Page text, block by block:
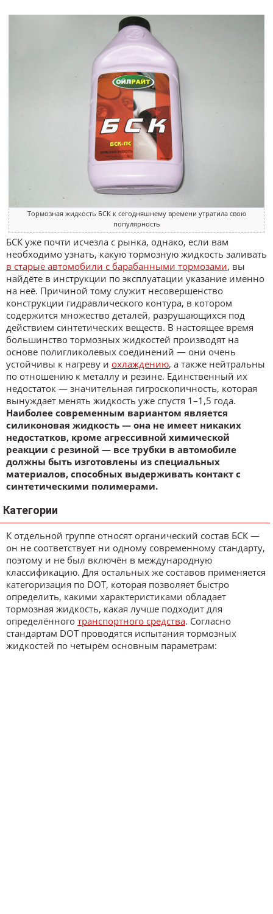
Тормозная жидкость БСК к сегодняшнему времени утратила свою
популярность
БСК уже почти исчезла с рынка, однако, если вам
необходимо узнать, какую тормозную жидкость заливать
в старые автомобили с барабанными тормозами, вы
найдёте в инструкции по эксплуатации указание именно
на неё. Причиной тому служит несовершенство
конструкции гидравлического контура, в котором
содержится множество деталей, разрушающихся под
действием синтетических веществ. В настоящее время
большинство тормозных жидкостей производят на
основе полигликолевых соединений — они очень
устойчивы к нагреву и охлаждению, а также нейтральны
по отношению к металлу и резине. Единственный их
недостаток — значительная гигроскопичность, которая
вынуждает менять жидкость уже спустя 1–1,5 года.
Наиболее современным вариантом является
силиконовая жидкость — она не имеет никаких
недостатков, кроме агрессивной химической
реакции с резиной — все трубки в автомобиле
должны быть изготовлены из специальных
материалов, способных выдерживать контакт с
синтетическими полимерами.
Категории
К отдельной группе относят органический состав БСК —
он не соответствует ни одному современному стандарту,
поэтому и не был включён в международную
классификацию. Для остальных же составов применяется
категоризация по DOT, которая позволяет быстро
определить, какими характеристиками обладает
тормозная жидкость, какая лучше подходит для
определённого транспортного средства. Согласно
стандартам DOT проводятся испытания тормозных
жидкостей по четырём основным параметрам: